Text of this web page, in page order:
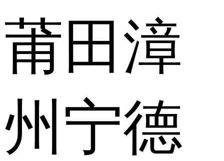
莆田 漳
州 宁德